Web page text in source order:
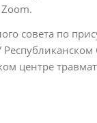
совета по
центре